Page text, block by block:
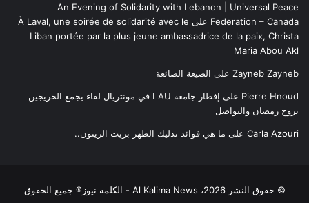
An Evening of Solidarity with Lebanon | Universal Peace
Federation – Canada على À Laval, une soirée de solidarité avec le
Liban portée par la plus jeune ambassadrice de la paix, Christa
Maria Abou Akl
Zayneb Zayneb على الضيعة الضائعة
Pierre Hnoud على
إفطار جامعة LAU في مونتريال لقاء يجمع الخريجين
بروح رمضان والتواصل
Carla Azouri على ما هي فوائد تدليك الظهر بزيت الزيتون..
© حقوق النشر 2026، Al Kalima News - الكلمة نيوز® جميع الحقوق